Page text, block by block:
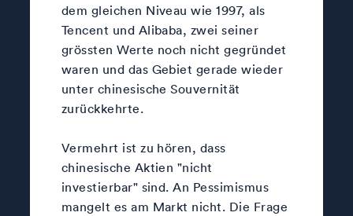
dem gleichen Niveau wie 1997, als
Tencent und Alibaba, zwei seiner
grössten Werte noch nicht gegründet
waren und das Gebiet gerade wieder
unter chinesische Souvernität
zurückkehrte.
Vermehrt ist zu hören, dass
chinesische Aktien "nicht
investierbar" sind. An Pessimismus
mangelt es am Markt nicht. Die Frage